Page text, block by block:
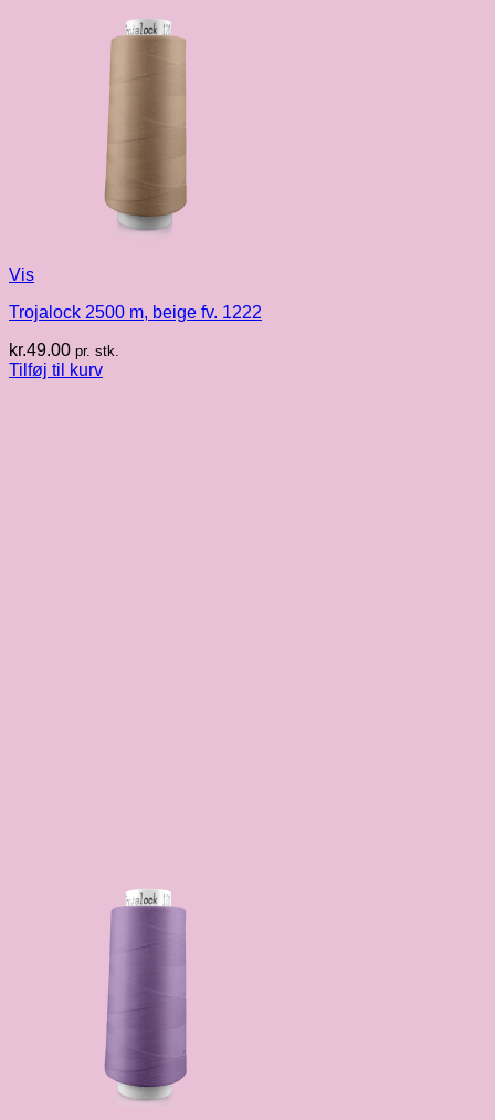
Vis
Trojalock 2500 m, beige fv. 1222
kr.49.00 pr. stk.
Tilføj til kurv